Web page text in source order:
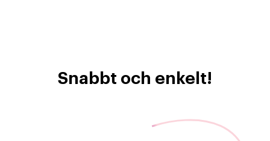
Snabbt och enkelt!